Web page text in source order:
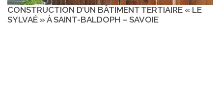
CONSTRUCTION D’UN BÂTIMENT TERTIAIRE « LE
SYLVAÉ » À SAINT-BALDOPH – SAVOIE